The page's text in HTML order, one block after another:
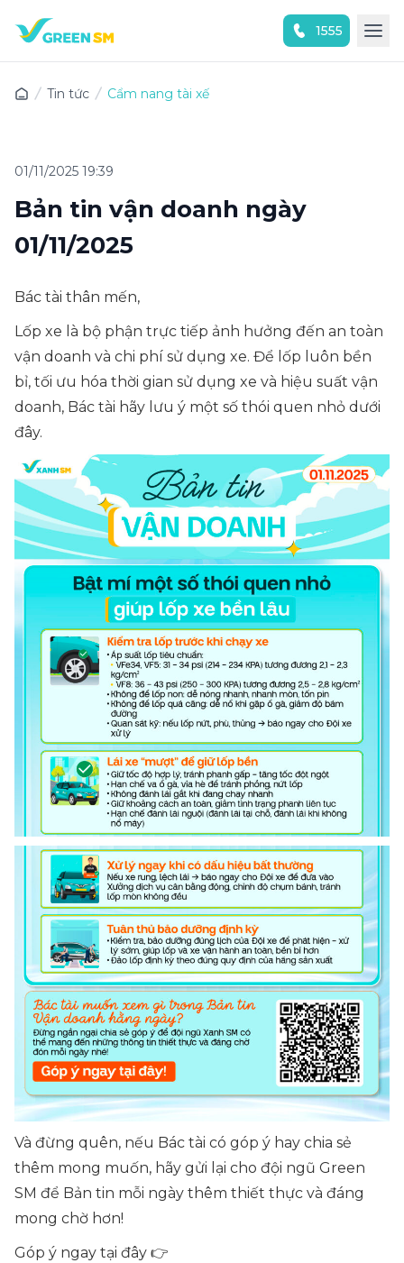
1555
Tin tức Cẩm nang tài xế
01/11/2025 19:39
Bản tin vận doanh ngày
01/11/2025
Bác tài thân mến,
Lốp xe là bộ phận trực tiếp ảnh hưởng đến an toàn
vận doanh và chi phí sử dụng xe. Để lốp luôn bền
bỉ, tối ưu hóa thời gian sử dụng xe và hiệu suất vận
doanh, Bác tài hãy lưu ý một số thói quen nhỏ dưới
đây.
Và đừng quên, nếu Bác tài có góp ý hay chia sẻ
thêm mong muốn, hãy gửi lại cho đội ngũ Green
SM để Bản tin mỗi ngày thêm thiết thực và đáng
mong chờ hơn!
Góp ý ngay tại đây 👉